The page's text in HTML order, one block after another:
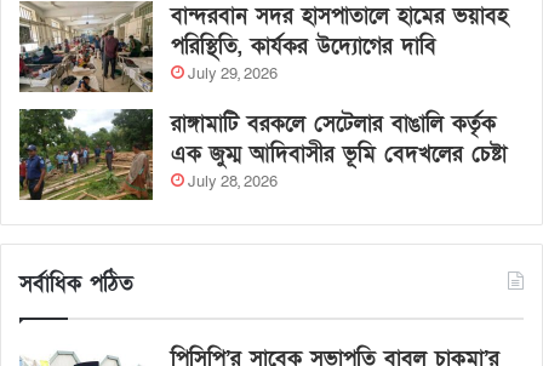
বান্দরবান সদর হাসপাতালে হামের ভয়াবহ
পরিস্থিতি, কার্যকর উদ্যোগের দাবি
July 29, 2026
রাঙ্গামাটি বরকলে সেটেলার বাঙালি কর্তৃক
এক জুম্ম আদিবাসীর ভূমি বেদখলের চেষ্টা
July 28, 2026
সর্বাধিক পঠিত
পিসিপি’র সাবেক সভাপতি বাবলু চাকমা’র